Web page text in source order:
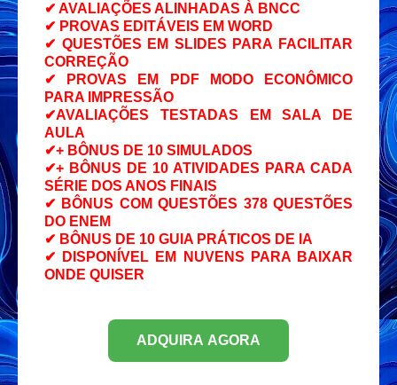
✔ AVALIAÇÕES ALINHADAS À BNCC
✔ PROVAS EDITÁVEIS EM WORD
✔ QUESTÕES EM SLIDES PARA FACILITAR
CORREÇÃO
✔ PROVAS EM PDF MODO ECONÔMICO
PARA IMPRESSÃO
✔AVALIAÇÕES TESTADAS EM SALA DE
AULA
✔+ BÔNUS DE 10 SIMULADOS
✔+ BÔNUS DE 10 ATIVIDADES PARA CADA
SÉRIE DOS ANOS FINAIS
✔ BÔNUS COM QUESTÕES 378 QUESTÕES
DO ENEM
✔ BÔNUS DE 10 GUIA PRÁTICOS DE IA
✔ DISPONÍVEL EM NUVENS PARA BAIXAR
ONDE QUISER
ADQUIRA AGORA